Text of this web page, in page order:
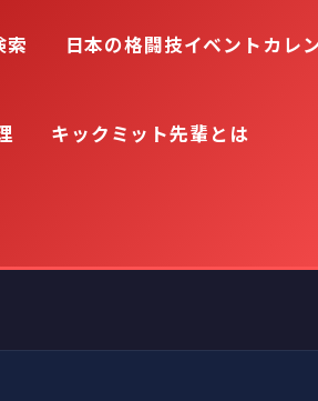
索 日本の格闘技イベントカレ
キックミット先輩とは